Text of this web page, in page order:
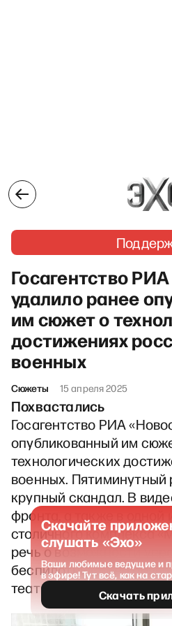
Госагентство
удалило ранее
им сюжет о
достижениях
военных
Сюжеты 15 апреля 2025
Похвастались
Госагентство РИА
опубликованный им
технологических
военных. Пятиминутный
крупный скандал. В
фронта, а также в одной
столичного комплекса
речь о возможности
беспилотником на
театра военных действий.
Скачайте
слушать «Эхо»
Ваши любимые ведущие и
в эфире! Тут всё, как на
Скачать